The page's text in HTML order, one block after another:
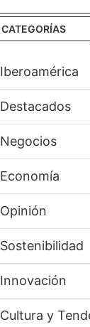
CATEGORÍAS
Iberoamérica
Destacados
Negocios
Economía
Opinión
Sostenibilidad
Innovación
⁠Cultura y